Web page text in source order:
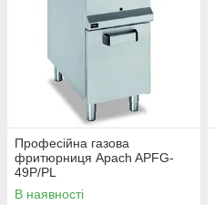
Професійна газова
фритюрниця Apach APFG-
49P/PL
В наявності